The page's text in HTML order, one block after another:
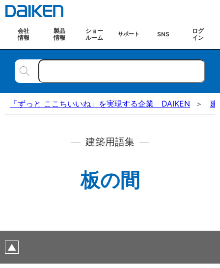
会社
情報
製品
情報
ショー
ルーム
サポート SNS
ログ
イン
「ずっと ここちいいね」を実現する企業 DAIKEN 建
建築用語集
板の間